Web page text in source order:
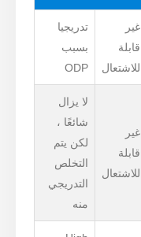
غير
قابلة
للاشتعال
تدريجيا
بسبب
ODP
غير
قابلة
للاشتعال
لا يزال
شائعًا ،
لكن يتم
التخلص
التدريجي
منه